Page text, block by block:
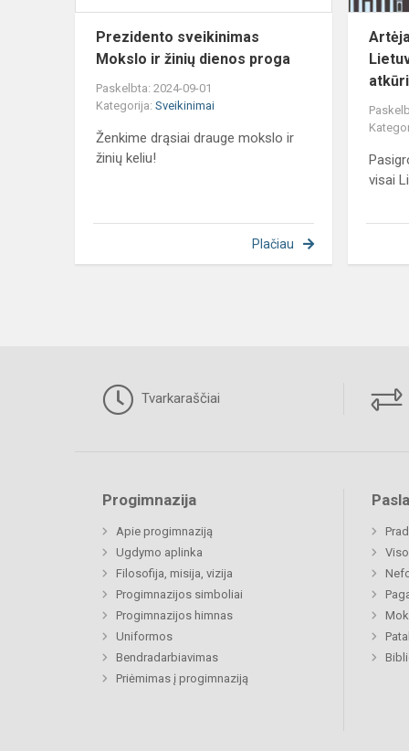
Prezidento sveikinimas
Mokslo ir žinių dienos proga
Paskelbta: 2024-09-01
Kategorija: Sveikinimai
Ženkime drąsiai drauge mokslo ir
žinių keliu!
Plačiau
visai
Tvarkaraščiai
Progimnazija
Apie progimnaziją
Ugdymo aplinka
Filosofija, misija, vizija
Progimnazijos simboliai
Progimnazijos himnas
Uniformos
Bendradarbiavimas
Priėmimas į progimnaziją